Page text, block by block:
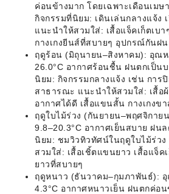
ค่อนข้างมาก โดยเฉพาะเดือนเม
กิจกรรมที่นิยม: เดินเล่นกลางแจ้
แนะนำให้สวมใส่: เสื้อแจ็คเก็ตเบา
กางเกงยีนส์ที่สบายๆ อุปกรณ์กันฝน
ฤดูร้อน (มิถุนายน–สิงหาคม): อุณห
26.0°C อากาศร้อนชื้น ฝนตกเป็น
นิยม: กิจกรรมกลางแจ้ง เช่น การ
สาธารณะ แนะนำให้สวมใส่: เสื้อ
อากาศได้ดี เสื้อแขนสั้น กางเกงข
ฤดูใบไม้ร่วง (กันยายน–พฤศจิกา
9.8–20.3°C อากาศเย็นสบาย ฝน
นิยม: ชมวิวทิวทัศน์ในฤดูใบไม้ร่ว
สวมใส่: เสื้อเชิ้ตแขนยาว เสื้อแจ็ค
ยาวที่สบายๆ
ฤดูหนาว (ธันวาคม–กุมภาพันธ์):
4.3°C อากาศหนาวเย็น ฝนตกค่อ